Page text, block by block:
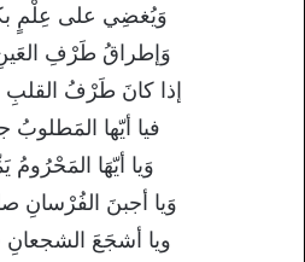
وَيُغضِي على عِلْمٍ
وَإطراقُ طَرْفِ
إذا كانَ طَرْفُ
فيا أيّها المَطلوبُ
وَيا أيّهَا المَحْرُومُ
وَيا أجبنَ الفُرْسانِ
ويا أشجَعَ الشجعانِ